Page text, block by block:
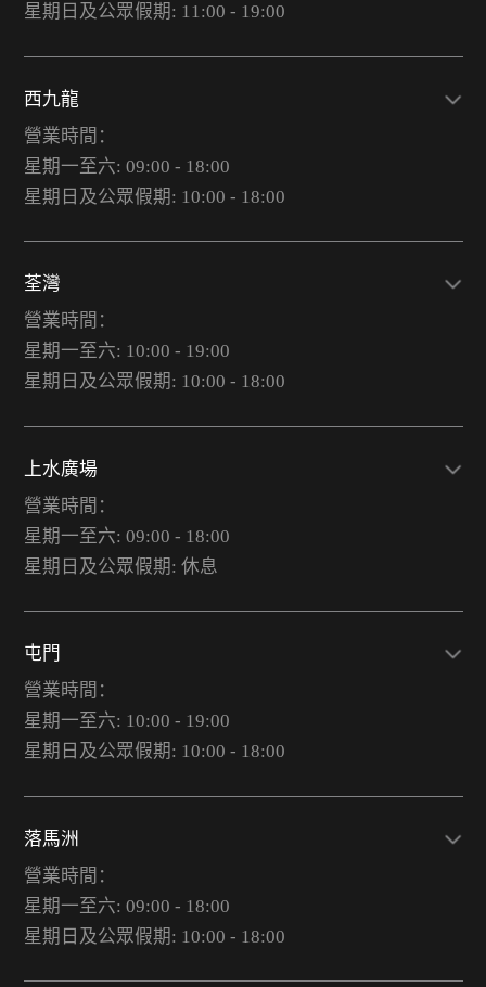
星期日及公眾假期: 11:00 - 19:00
西九龍
營業時間：
星期一至六: 09:00 - 18:00
星期日及公眾假期: 10:00 - 18:00
荃灣
營業時間：
星期一至六: 10:00 - 19:00
星期日及公眾假期: 10:00 - 18:00
上水廣場
營業時間：
星期一至六: 09:00 - 18:00
星期日及公眾假期: 休息
屯門
營業時間：
星期一至六: 10:00 - 19:00
星期日及公眾假期: 10:00 - 18:00
落馬洲
營業時間：
星期一至六: 09:00 - 18:00
星期日及公眾假期: 10:00 - 18:00